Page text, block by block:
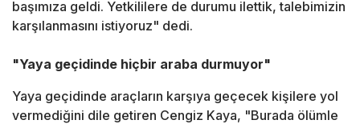
başımıza geldi. Yetkililere de durumu ilettik, talebimizin
karşılanmasını istiyoruz" dedi.
"Yaya geçidinde hiçbir araba durmuyor"
Yaya geçidinde araçların karşıya geçecek kişilere yol
vermediğini dile getiren Cengiz Kaya, "Burada ölümle